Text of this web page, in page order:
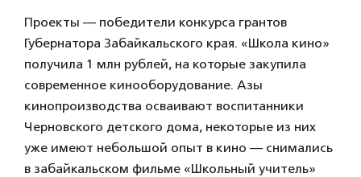
Проекты — победители конкурса грантов
Губернатора Забайкальского края. «Школа кино»
получила 1 млн рублей, на которые закупила
современное кинооборудование. Азы
кинопроизводства осваивают воспитанники
Черновского детского дома, некоторые из них
уже имеют небольшой опыт в кино — снимались
в забайкальском фильме «Школьный учитель»